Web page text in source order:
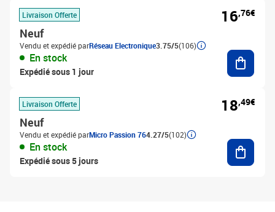
Livraison Offerte
Neuf
Vendu et expédié parRéseau Electronique3.75/5(106)
En stock
Expédié sous 1 jour
16,76€
Livraison Offerte
Neuf
Vendu et expédié parMicro Passion 764.27/5(102)
En stock
Expédié sous 5 jours
18,49€